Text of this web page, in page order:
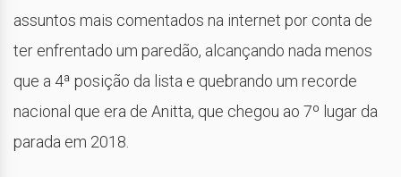
assuntos mais comentados na internet por conta de
ter enfrentado um paredão, alcançando nada menos
que a 4ª posição da lista e quebrando um recorde
nacional que era de Anitta, que chegou ao 7º lugar da
parada em 2018.